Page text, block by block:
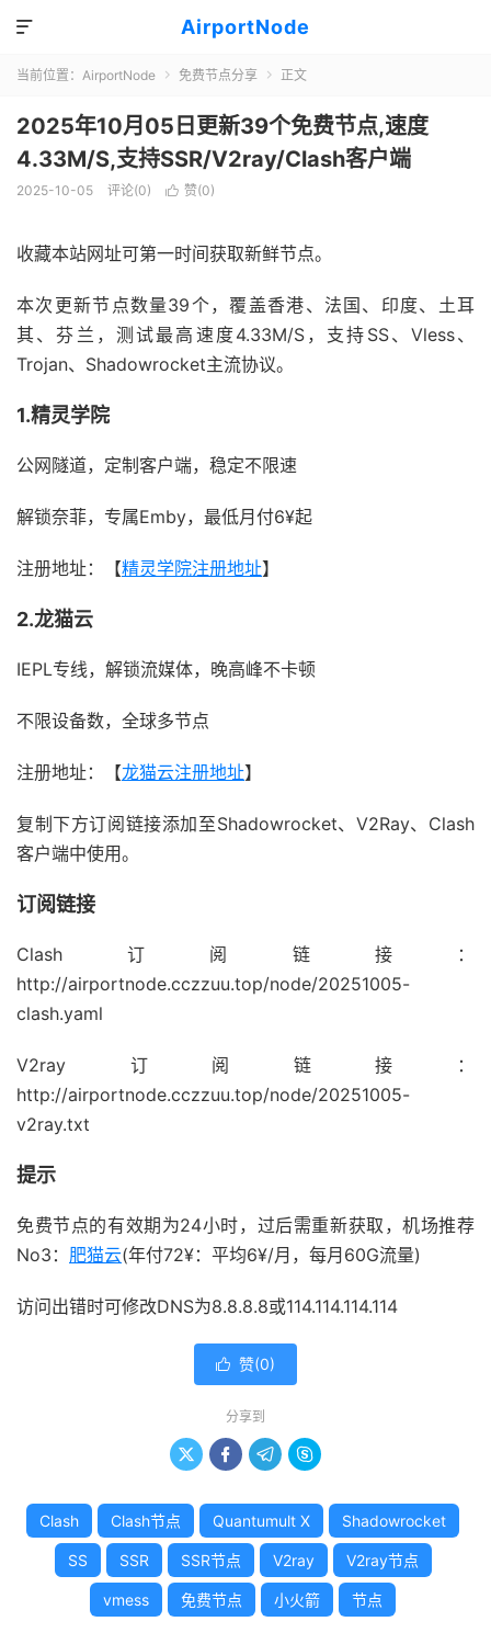
AirportNode

当前位置： AirportNode  免费节点分享  正文
2025年10月05日更新39个免费节点,速度
4.33M/S,支持SSR/V2ray/Clash客户端
2025-10-05 评论(0)  赞(0)
收藏本站网址可第一时间获取新鲜节点。
本次更新节点数量39个，覆盖香港、法国、印度、土耳
其、芬兰，测试最高速度4.33M/S，支持SS、Vless、
Trojan、Shadowrocket主流协议。
1.精灵学院
公网隧道，定制客户端，稳定不限速
解锁奈菲，专属Emby，最低月付6¥起
注册地址：【精灵学院注册地址】
2.龙猫云
IEPL专线，解锁流媒体，晚高峰不卡顿
不限设备数，全球多节点
注册地址：【龙猫云注册地址】
复制下方订阅链接添加至Shadowrocket、V2Ray、Clash
客户端中使用。
订阅链接
Clash订阅链接：
http://airportnode.cczzuu.top/node/20251005-
clash.yaml
V2ray订阅链接：
http://airportnode.cczzuu.top/node/20251005-
v2ray.txt
提示
免费节点的有效期为24小时，过后需重新获取，机场推荐
No3： 肥猫云(年付72¥：平均6¥/月，每月60G流量)
访问出错时可修改DNS为8.8.8.8或114.114.114.114
 赞(0)
分享到
   
Clash Clash节点 Quantumult X Shadowrocket
SS SSR SSR节点 V2ray V2ray节点
vmess 免费节点 小火箭 节点